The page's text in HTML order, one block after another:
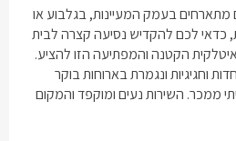
בעמק המעיינות, בגלבוע או
כדאי לכם להקדיש נסיעה קצרה לבית
הקטנה והמפתיעה הזו להציע.
וחגיגיות ונגמרת בארוחות בוקר
ממכר. השירות נעים ומוקפד והמקום